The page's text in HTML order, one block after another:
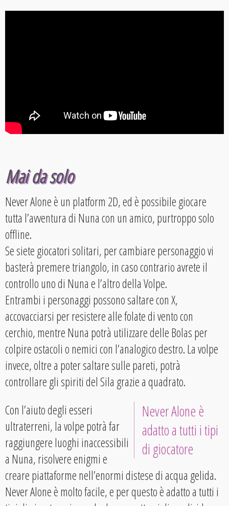
Mai da solo
Never Alone è un platform 2D, ed è possibile giocare
tutta l’avventura di Nuna con un amico, purtroppo solo
offline.
Se siete giocatori solitari, per cambiare personaggio vi
basterà premere triangolo, in caso contrario avrete il
controllo uno di Nuna e l’altro della Volpe.
Entrambi i personaggi possono saltare con X,
accovacciarsi per resistere alle folate di vento con
cerchio, mentre Nuna potrà utilizzare delle Bolas per
colpire ostacoli o nemici con l’analogico destro. La volpe
invece, oltre a poter saltare sulle pareti, potrà
controllare gli spiriti del Sila grazie a quadrato.
Never Alone è
adatto a tutti i tipi
di giocatore
Con l’aiuto degli esseri
ultraterreni, la volpe potrà far
raggiungere luoghi inaccessibili
a Nuna, risolvere enigmi e
creare piattaforme nell’enormi distese di acqua gelida.
Never Alone è molto facile, e per questo è adatto a tutti i